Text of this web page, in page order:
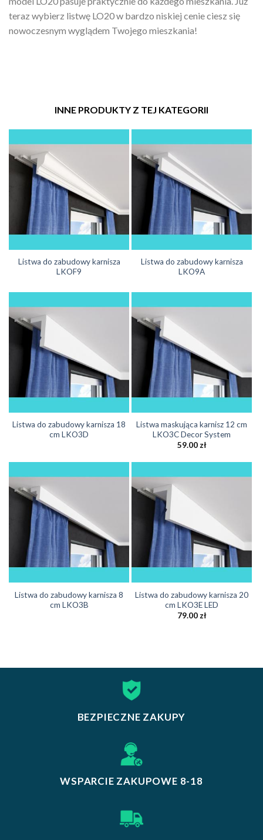
teraz wybierz listwę LO20 w bardzo niskiej cenie ciesz się
nowoczesnym wyglądem Twojego mieszkania!
INNE PRODUKTY Z TEJ KATEGORII
Listwa do zabudowy karnisza
LKOF9
Listwa do zabudowy karnisza
LKO9A
Listwa do zabudowy karnisza 18
cm LKO3D
Listwa maskująca karnisz 12 cm
LKO3C Decor System
59.00zł
Listwa do zabudowy karnisza 8
cm LKO3B
Listwa do zabudowy karnisza 20
cm LKO3E LED
79.00 zł
BEZPIECZNE ZAKUPY
WSPARCIE ZAKUPOWE 8-18